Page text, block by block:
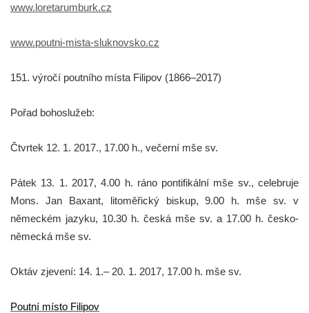
www.loretarumburk.cz
www.poutni-mista-sluknovsko.cz
151. výročí poutního místa Filipov (1866–2017)
Pořad bohoslužeb:
Čtvrtek 12. 1. 2017., 17.00 h., večerní mše sv.
Pátek 13. 1. 2017, 4.00 h. ráno pontifikální mše sv., celebruje
Mons. Jan Baxant, litoměřický biskup, 9.00 h. mše sv. v
německém jazyku, 10.30 h. česká mše sv. a 17.00 h. česko-
německá mše sv.
Oktáv zjevení: 14. 1.– 20. 1. 2017, 17.00 h. mše sv.
Poutní místo Filipov